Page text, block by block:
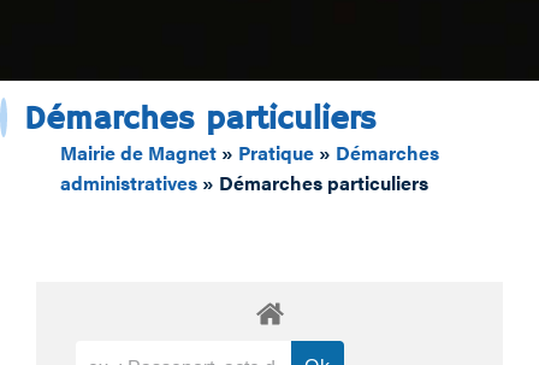
Démarches particuliers
Mairie de Magnet » Pratique » Démarches
administratives » Démarches particuliers